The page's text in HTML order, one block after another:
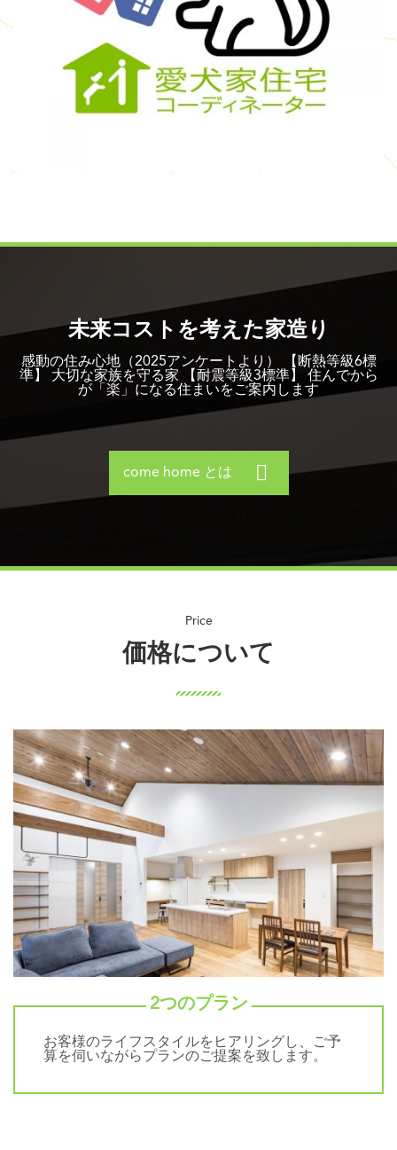
未来コストを考えた家造り
感動の住み心地（2025アンケートより） 【断熱等級6標
準】 大切な家族を守る家 【耐震等級3標準】 住んでから
が「楽」になる住まいをご案内します
come home とは
価格について
2つのプラン
お客様のライフスタイルをヒアリングし、ご予
算を伺いながらプランのご提案を致します。